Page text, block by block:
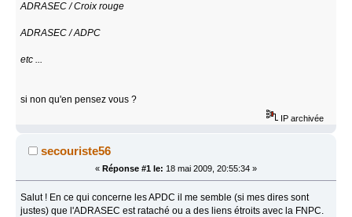
ADRASEC / Croix rouge
ADRASEC / ADPC
etc ...
si non qu'en pensez vous ?
IP archivée
secouriste56
« Réponse #1 le: 18 mai 2009, 20:55:34 »
Salut ! En ce qui concerne les APDC il me semble (si mes dires sont
justes) que l'ADRASEC est rataché ou a des liens étroits avec la FNPC.